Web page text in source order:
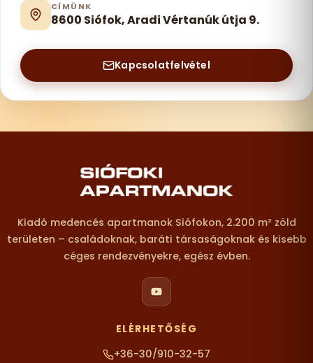
CÍMÜNK
8600 Siófok, Aradi Vértanúk útja 9.
Kapcsolatfelvétel
Lábléc – elérhetőségek
Kiadó medencés apartmanok Siófokon, 2.200 m² zöld
területen – családoknak, baráti társaságoknak és kisebb
céges rendezvényekre, egész évben.
ELÉRHETŐSÉG
+36-30/910-32-57